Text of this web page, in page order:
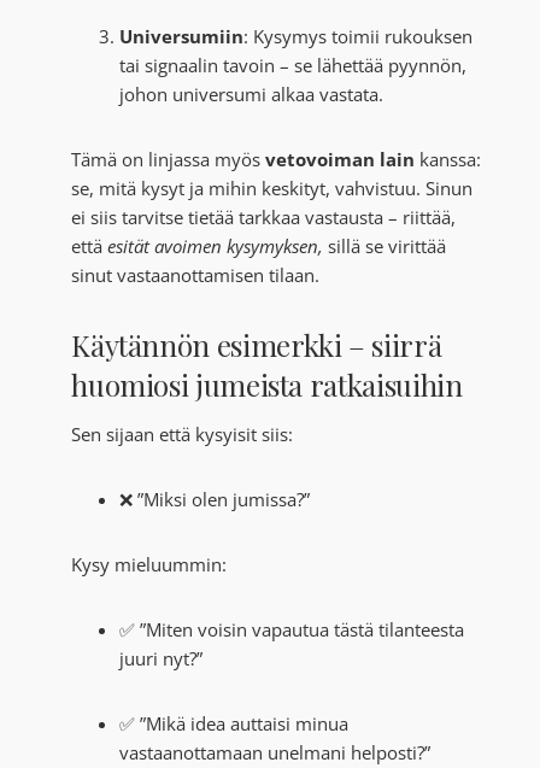
Universumiin: Kysymys toimii rukouksen
tai signaalin tavoin – se lähettää pyynnön,
johon universumi alkaa vastata.
Tämä on linjassa myösvetovoiman lain kanssa:
se, mitä kysyt ja mihin keskityt, vahvistuu. Sinun
ei siis tarvitse tietää tarkkaa vastausta – riittää,
ettäesität avoimen kysymyksen,sillä se virittää
sinut vastaanottamisen tilaan.
Käytännön esimerkki – siirrä
huomiosi jumeista ratkaisuihin
Sen sijaan että kysyisit siis:
❌ ”Miksi olen jumissa?”
Kysy mieluummin:
✅ ”Miten voisin vapautua tästä tilanteesta
juuri nyt?”
✅ ”Mikä idea auttaisi minua
vastaanottamaan unelmani helposti?”